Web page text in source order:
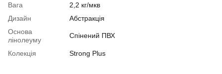
Вага
2,2 кг/мкв
Дизайн
Абстракція
Основа
лінолеуму
Спінений ПВХ
Колекція Strong Plus